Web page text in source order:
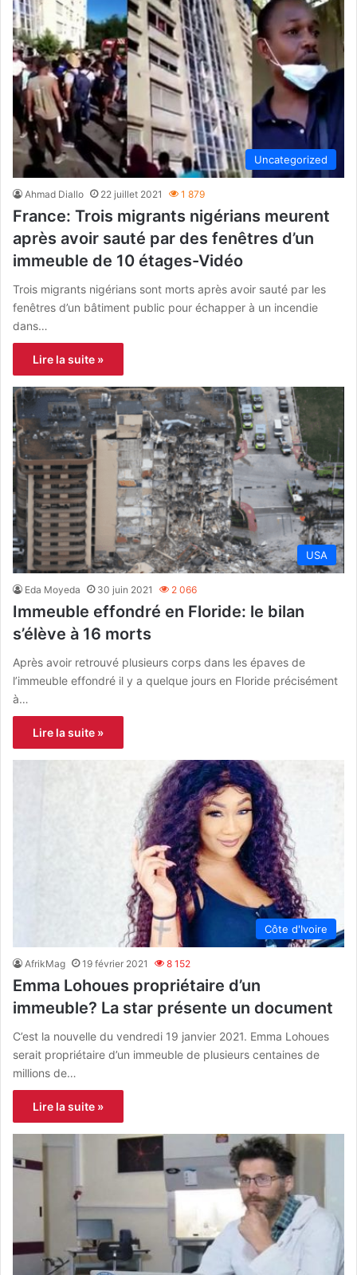
Uncategorized
Ahmad Diallo 22 juillet 2021 1 879
France: Trois migrants nigérians meurent
après avoir sauté par des fenêtres d’un
immeuble de 10 étages-Vidéo
Trois migrants nigérians sont morts après avoir sauté par les
fenêtres d’un bâtiment public pour échapper à un incendie
dans…
Lire la suite »
USA
Eda Moyeda 30 juin 2021 2 066
Immeuble effondré en Floride: le bilan
s’élève à 16 morts
Après avoir retrouvé plusieurs corps dans les épaves de
l’immeuble effondré il y a quelque jours en Floride précisément
à…
Lire la suite »
Côte d'Ivoire
AfrikMag 19 février 2021 8 152
Emma Lohoues propriétaire d’un
immeuble? La star présente un document
C’est la nouvelle du vendredi 19 janvier 2021. Emma Lohoues
serait propriétaire d’un immeuble de plusieurs centaines de
millions de…
Lire la suite »